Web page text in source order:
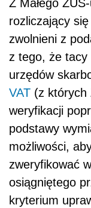
Z Małego
rozliczający
zwolnieni z
z tego, że tacy
urzędów
VAT (z których
weryfikacji
podstawy
możliwości,
zweryfikować
osiągniętego
kryterium